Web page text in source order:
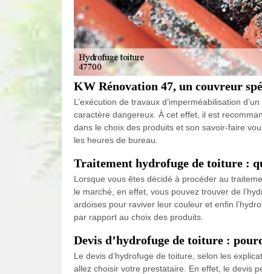
KW Rénovation 47, un couvreur
L’exécution de travaux d’imperméabilisation
caractère dangereux. À cet effet, il est
dans le choix des produits et son savoir-faire
les heures de bureau.
Traitement hydrofuge de toiture :
Lorsque vous êtes décidé à procéder au
le marché, en effet, vous pouvez trouver de
ardoises pour raviver leur couleur et enfin
par rapport au choix des produits.
Devis d’hydrofuge de toiture :
Le devis d’hydrofuge de toiture, selon les
allez choisir votre prestataire. En effet, le devis